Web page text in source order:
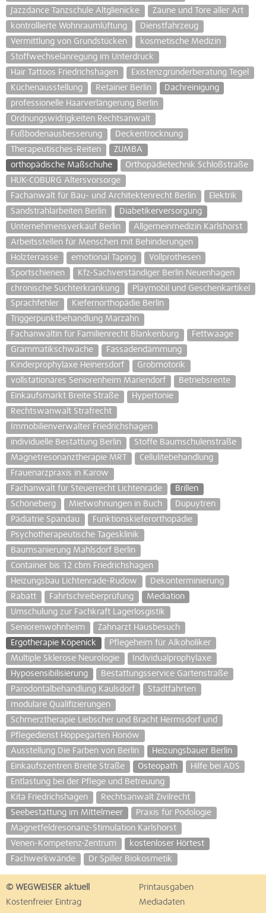
Jazzdance Tanzschule Altglienicke
Zäune und Tore aller Art
kontrollierte Wohnraumlüftung
Dienstfahrzeug
Vermittlung von Grundstücken
kosmetische Medizin
Stoffwechselanregung im Unterdruck
Hair Tattoos Friedrichshagen
Existenzgründerberatung Tegel
Küchenausstellung
Retainer Berlin
Dachreinigung
professionelle Haarverlängerung Berlin
Ordnungswidrigkeiten Rechtsanwalt
Fußbodenausbesserung
Deckentrocknung
Therapeutisches-Reiten
ZUMBA
orthopädische Maßschuhe
Orthopädietechnik Schloßstraße
HUK-COBURG Altersvorsorge
Fachanwalt für Bau- und Architektenrecht Berlin
Elektrik
Sandstrahlarbeiten Berlin
Diabetikerversorgung
Unternehmensverkauf Berlin
Allgemeinmedizin Karlshorst
Arbeitsstellen für Menschen mit Behinderungen
Holzterrasse
emotional Taping
Vollprothesen
Sportschienen
Kfz-Sachverständiger Berlin Neuenhagen
chronische Suchterkrankung
Playmobil und Geschenkartikel
Sprachfehler
Kiefernorthopädie Berlin
Triggerpunktbehandlung Marzahn
Fachanwältin für Familienrecht Blankenburg
Fettwaage
Grammatikschwäche
Fassadendämmung
Kinderprophylaxe Heinersdorf
Grobmotorik
vollstationäres Seniorenheim Mariendorf
Betriebsrente
Einkaufsmarkt Breite Straße
Hypertonie
Rechtswanwalt Strafrecht
Immobilienverwalter Friedrichshagen
individuelle Bestattung Berlin
Stoffe Baumschulenstraße
Magnetresonanztherapie MRT
Cellulitebehandlung
Frauenarzpraxis in Karow
Fachanwalt für Steuerrecht Lichtenrade
Brillen
Schöneberg
Mietwohnungen in Buch
Dupuytren
Pädiatrie Spandau
Funktionskieferorthopädie
Psychotherapeutische Tagesklinik
Baumsanierung Mahlsdorf Berlin
Container bis 12 cbm Friedrichshagen
Heizungsbau Lichtenrade-Rudow
Dekonterminierung
Rabatt
Fahrtschreiberprüfung
Mediation
Umschulung zur Fachkraft Lagerlosgistik
Seniorenwohnheim
Zahnarzt Hausbesuch
Ergotherapie Köpenick
Pflegeheim für Alkoholiker
Multiple Sklerose Neurologie
Individualprophylaxe
Hyposensibilisierung
Bestattungsservice Gartenstraße
Parodontalbehandlung Kaulsdorf
Stadtfahrten
modulare Qualifizierungen
Schmerztherapie Liebscher und Bracht Hermsdorf und
Pflegedienst Hoppegarten Honöw
Ausstellung Die Farben von Berlin
Heizungsbauer Berlin
Einkaufszentren Breite Straße
Osteopath
Hilfe bei ADS
Entlastung bei der Pflege und Betreuung
Kita Friedrichshagen
Rechtsanwalt Zivilrecht
Seebestattung im Mittelmeer
Praxis für Podologie
Magnetfeldresonanz-Stimulation Karlshorst
Venen-Kompetenz-Zentrum
kostenloser Hörtest
Fachwerkwände
Dr Spiller Biokosmetik
© WEGWEISER aktuell
Printausgaben
Kostenfreier Eintrag
Mediadaten